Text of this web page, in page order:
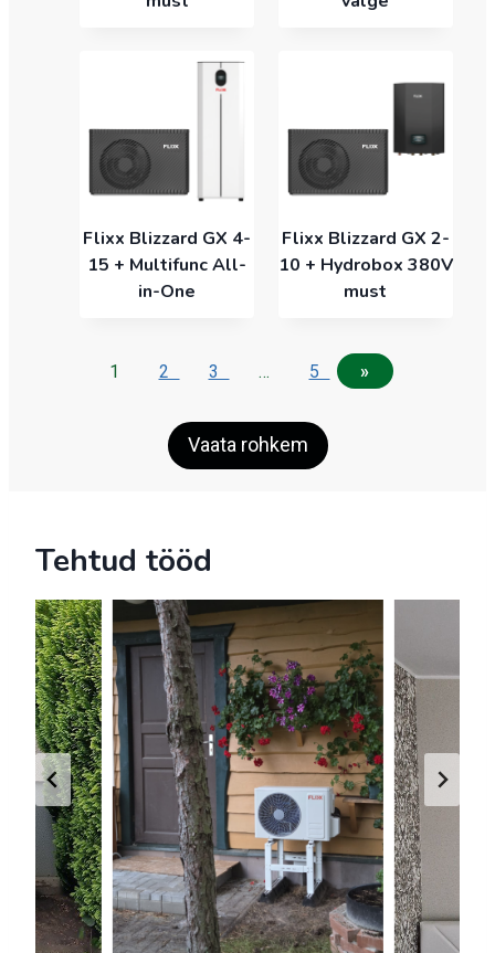
Flixx Blizzard GX 4-
15 + Multifunc All-
in-One
Flixx Blizzard GX 2-
10 + Hydrobox 380V
must
1 2 3 … 5 »
Vaata rohkem
Tehtud tööd